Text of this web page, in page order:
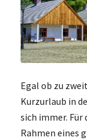
Egal ob zu
Kurzurlaub in
sich immer. Für
Rahmen eines